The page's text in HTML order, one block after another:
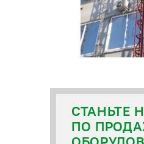
СТАНЬТЕ
ПО